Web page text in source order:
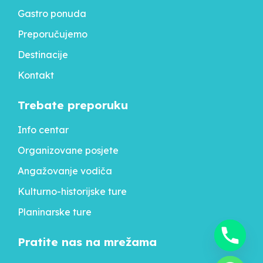
Gastro ponuda
Preporučujemo
Destinacije
Kontakt
Trebate preporuku
Info centar
Organizovane posjete
Angažovanje vodiča
Kulturno-historijske ture
Planinarske ture
Pratite nas na mrežama